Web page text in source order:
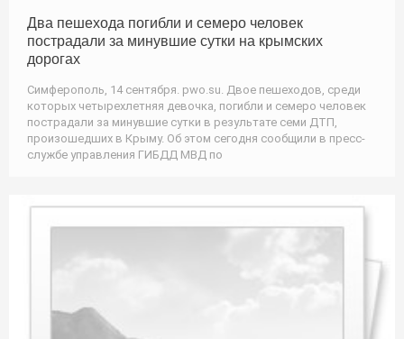
Два пешехода погибли и семеро человек
пострадали за минувшие сутки на крымских
дорогах
Симферополь, 14 сентября. pwo.su. Двое пешеходов, среди
которых четырехлетняя девочка, погибли и семеро человек
пострадали за минувшие сутки в результате семи ДТП,
произошедших в Крыму. Об этом сегодня сообщили в пресс-
службе управления ГИБДД МВД по